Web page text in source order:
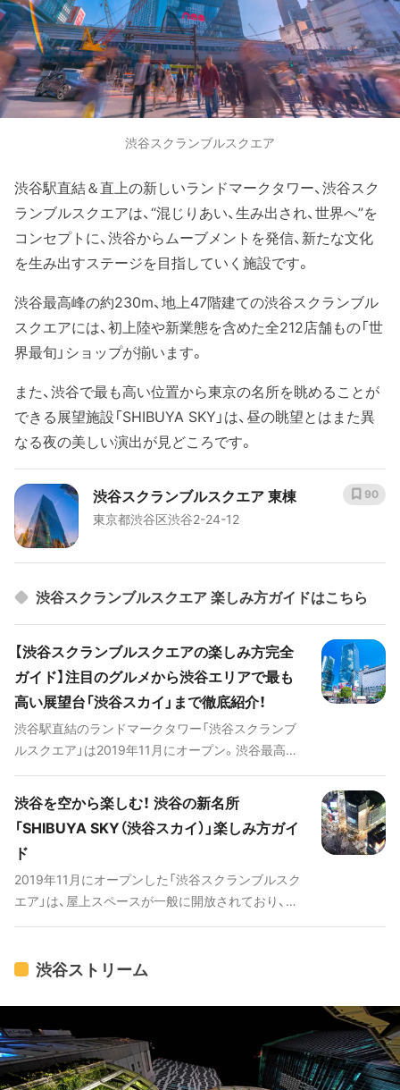
渋谷スクランブルスクエア
渋谷駅直結＆直上の新しいランドマークタワー、渋谷スク
ランブルスクエアは、“混じりあい、生み出され、世界へ”を
コンセプトに、渋谷からムーブメントを発信、新たな文化
を生み出すステージを目指していく施設です。
渋谷最高峰の約230m、地上47階建ての渋谷スクランブル
スクエアには、初上陸や新業態を含めた全212店舗もの「世
界最旬」ショップが揃います。
また、渋谷で最も高い位置から東京の名所を眺めることが
できる展望施設「SHIBUYA SKY」は、昼の眺望とはまた異
なる夜の美しい演出が見どころです。
渋谷スクランブルスクエア 東棟
東京都渋谷区渋谷2-24-12
90
渋谷スクランブルスクエア 楽しみ方ガイドはこちら
【渋谷スクランブルスクエアの楽しみ方完全
ガイド】注目のグルメから渋谷エリアで最も
高い展望台「渋谷スカイ」まで徹底紹介！
渋谷駅直結のランドマークタワー「渋谷スクランブ
ルスクエア」は2019年11月にオープン。渋谷最高峰
エアには、初上陸や新業態を含めた全212店舗もの
「世界最旬」ショップが揃います。また、渋谷で最も
高い位置から東京の名所を眺めることができる展望
施設「渋谷スカイ」は、昼の眺望とはまた異なる夜の
美しい演出が見どころです。注目のグルメやショッ
プ、各フロアの特徴、駅からのアクセスなど、より渋
設を巡る動画 [youtube:id:r25xuPuN1GU]
渋谷を空から楽しむ！ 渋谷の新名所
「SHIBUYA SKY（渋谷スカイ）」楽しみ方ガイ
ド
2019年11月にオープンした「渋谷スクランブルスク
エア」は、屋上スペースが一般に開放されており、こ
間での楽しみ方などをご紹介します！
渋谷ストリーム